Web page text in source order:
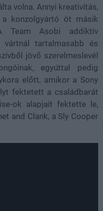
volna. Annyi kreativitás,
konzolgyártó öt másik
Team Asobi addiktív
vártnál tartalmasabb és
jövő szerelmeslevél
egyúttal pedig
előtt, amikor a Sony
fektetett a családbarát
ok alapjait fektette le,
and Clank, a Sly Cooper